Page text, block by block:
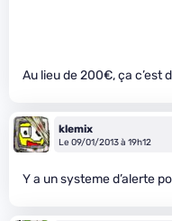
Au lieu de 200€, ça c’est
klemix
Le 09/01/2013 à 19h12
Y a un systeme d’alerte